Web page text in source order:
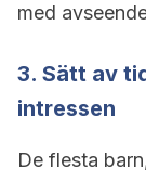
med
3. Sätt av
intressen
De flesta